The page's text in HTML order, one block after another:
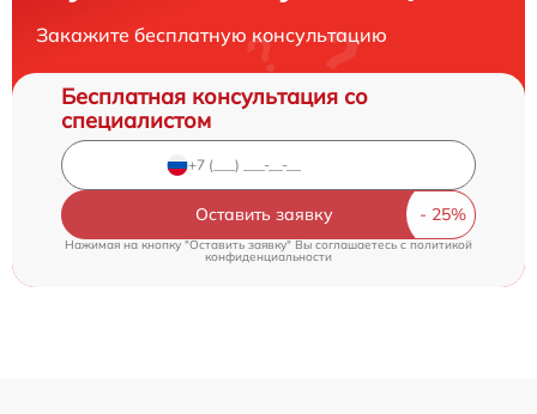
Закажите бесплатную консультацию
Бесплатная консультация со
специалистом
Оставить заявку
Нажимая на кнопку "Оставить заявку" Вы соглашаетесь cполитикой
конфиденциальности